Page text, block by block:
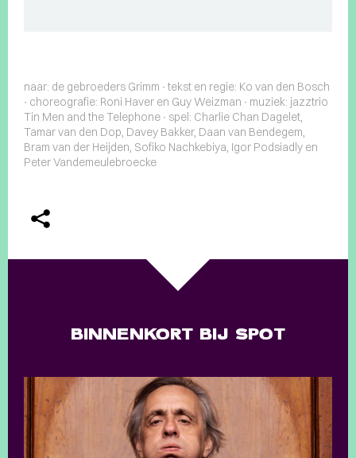
naar: de gebroeders Grimm ∙ tekst en regie: Ko van den Bosch
∙ choreografie: Roni Haver en Guy Weizman ∙ muziek: jazztrio
Tin Men and the Telephone ∙ spel: Charlie Chan Dagelet,
Tamar van den Dop, Davey Bakker, Daan van Bendegem,
Bram van der Heijden, Sofiko Nachkebiya, Igor Podsiadly en
Peter Vandemeulebroecke
BINNENKORT BIJ SPOT